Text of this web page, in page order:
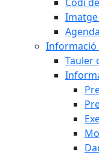
Informació
Tauler